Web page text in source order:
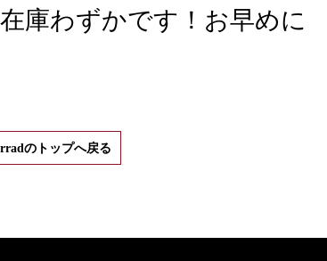
庫わずかです！お早めに
のトップへ戻る